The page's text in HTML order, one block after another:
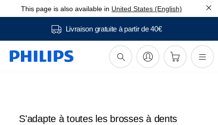
This page is also available in United States (English)
Livraison gratuite à partir de 40€
De nouvelles têtes de brosse
livrées quand vous en avez
besoin
S'adapte à toutes les brosses à dents